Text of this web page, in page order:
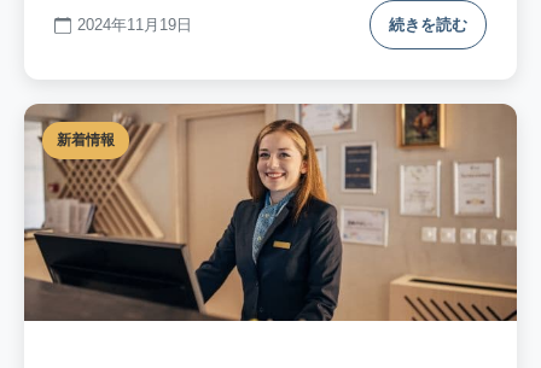
2024年11月19日 続きを読む
新着情報